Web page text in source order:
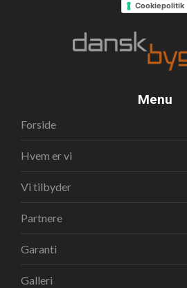
Cookiepolitik
Menu
Forside
Hvem er vi
Vi tilbyder
Partnere
Garanti
Galleri